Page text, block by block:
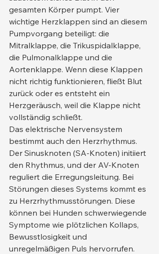
gesamten Körper pumpt. Vier
wichtige Herzklappen sind an diesem
Pumpvorgang beteiligt: die
Mitralklappe, die Trikuspidalklappe,
die Pulmonalklappe und die
Aortenklappe. Wenn diese Klappen
nicht richtig funktionieren, fließt Blut
zurück oder es entsteht ein
Herzgeräusch, weil die Klappe nicht
vollständig schließt.
Das elektrische Nervensystem
bestimmt auch den Herzrhythmus.
Der Sinusknoten (SA-Knoten) initiiert
den Rhythmus, und der AV-Knoten
reguliert die Erregungsleitung. Bei
Störungen dieses Systems kommt es
zu Herzrhythmusstörungen. Diese
können bei Hunden schwerwiegende
Symptome wie plötzlichen Kollaps,
Bewusstlosigkeit und
unregelmäßigen Puls hervorrufen.